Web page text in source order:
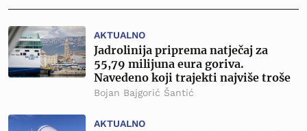
AKTUALNO
Jadrolinija priprema natječaj za
55,79 milijuna eura goriva.
Navedeno koji trajekti najviše troše
Bojan Bajgorić Šantić
AKTUALNO